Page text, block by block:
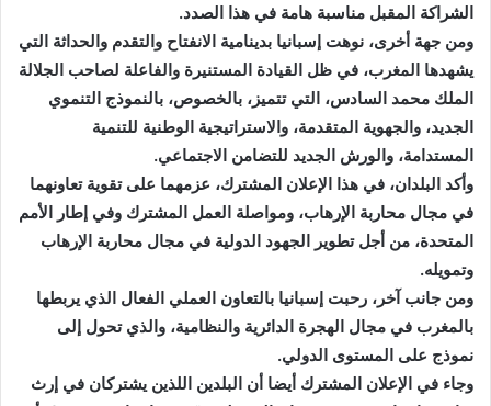
ن
ي
ا
الشراكة المقبل مناسبة هامة في هذا الصدد.
ومن جهة أخرى، نوهت إسبانيا بدينامية الانفتاح والتقدم والحداثة التي
يشهدها المغرب، في ظل القيادة المستنيرة والفاعلة لصاحب الجلالة
الملك محمد السادس، التي تتميز، بالخصوص، بالنموذج التنموي
الجديد، والجهوية المتقدمة، والاستراتيجية الوطنية للتنمية
المستدامة، والورش الجديد للتضامن الاجتماعي.
وأكد البلدان، في هذا الإعلان المشترك، عزمهما على تقوية تعاونهما
في مجال محاربة الإرهاب، ومواصلة العمل المشترك وفي إطار الأمم
المتحدة، من أجل تطوير الجهود الدولية في مجال محاربة الإرهاب
وتمويله.
ومن جانب آخر، رحبت إسبانيا بالتعاون العملي الفعال الذي يربطها
بالمغرب في مجال الهجرة الدائرية والنظامية، والذي تحول إلى
نموذج على المستوى الدولي.
وجاء في الإعلان المشترك أيضا أن البلدين اللذين يشتركان في إرث